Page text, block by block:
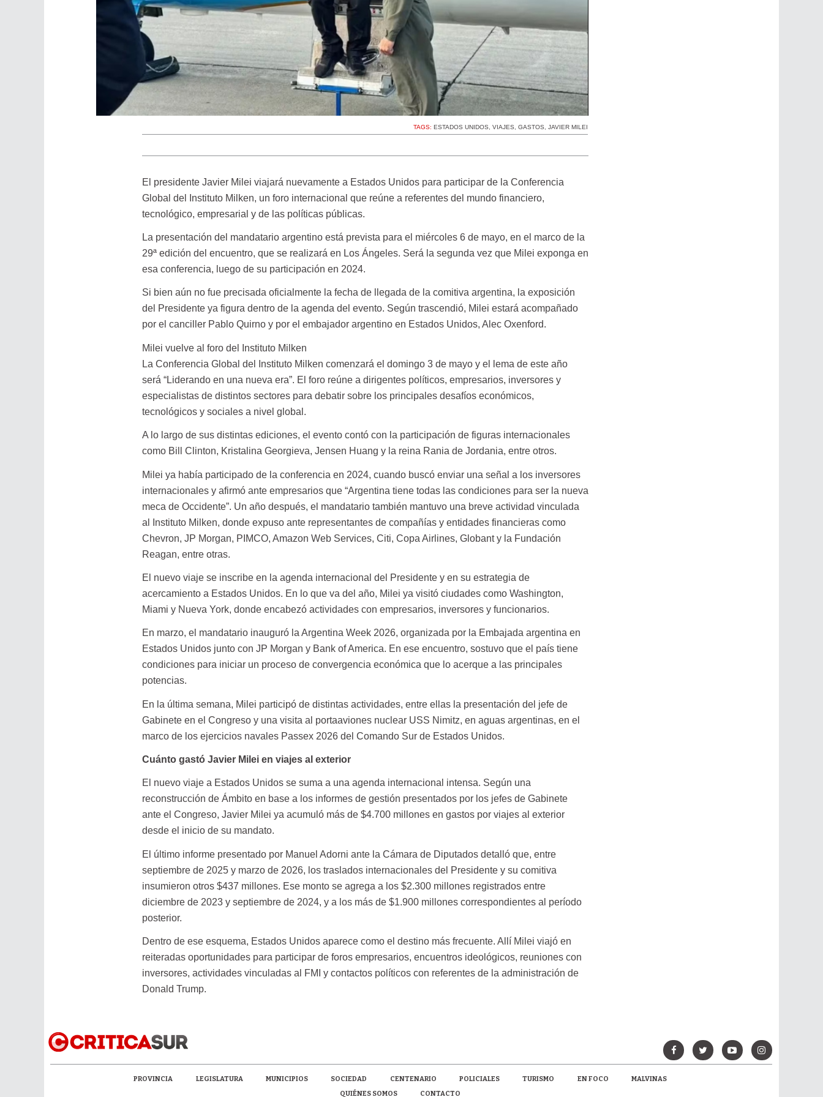
TAGS:ESTADOS UNIDOS ,VIAJES ,GASTOS ,JAVIER MILEI
El presidente Javier Milei viajará nuevamente a Estados Unidos para participar de la Conferencia
Global del Instituto Milken, un foro internacional que reúne a referentes del mundo financiero,
tecnológico, empresarial y de las políticas públicas.
La presentación del mandatario argentino está prevista para el miércoles 6 de mayo, en el marco de la
29ª edición del encuentro, que se realizará en Los Ángeles. Será la segunda vez que Milei exponga en
esa conferencia, luego de su participación en 2024.
Si bien aún no fue precisada oficialmente la fecha de llegada de la comitiva argentina, la exposición
del Presidente ya figura dentro de la agenda del evento. Según trascendió, Milei estará acompañado
por el canciller Pablo Quirno y por el embajador argentino en Estados Unidos, Alec Oxenford.
Milei vuelve al foro del Instituto Milken
La Conferencia Global del Instituto Milken comenzará el domingo 3 de mayo y el lema de este año
será “Liderando en una nueva era”. El foro reúne a dirigentes políticos, empresarios, inversores y
especialistas de distintos sectores para debatir sobre los principales desafíos económicos,
tecnológicos y sociales a nivel global.
A lo largo de sus distintas ediciones, el evento contó con la participación de figuras internacionales
como Bill Clinton, Kristalina Georgieva, Jensen Huang y la reina Rania de Jordania, entre otros.
Milei ya había participado de la conferencia en 2024, cuando buscó enviar una señal a los inversores
internacionales y afirmó ante empresarios que “Argentina tiene todas las condiciones para ser la nueva
meca de Occidente”. Un año después, el mandatario también mantuvo una breve actividad vinculada
al Instituto Milken, donde expuso ante representantes de compañías y entidades financieras como
Chevron, JP Morgan, PIMCO, Amazon Web Services, Citi, Copa Airlines, Globant y la Fundación
Reagan, entre otras.
El nuevo viaje se inscribe en la agenda internacional del Presidente y en su estrategia de
acercamiento a Estados Unidos. En lo que va del año, Milei ya visitó ciudades como Washington,
Miami y Nueva York, donde encabezó actividades con empresarios, inversores y funcionarios.
En marzo, el mandatario inauguró la Argentina Week 2026, organizada por la Embajada argentina en
Estados Unidos junto con JP Morgan y Bank of America. En ese encuentro, sostuvo que el país tiene
condiciones para iniciar un proceso de convergencia económica que lo acerque a las principales
potencias.
En la última semana, Milei participó de distintas actividades, entre ellas la presentación del jefe de
Gabinete en el Congreso y una visita al portaaviones nuclear USS Nimitz, en aguas argentinas, en el
marco de los ejercicios navales Passex 2026 del Comando Sur de Estados Unidos.
Cuánto gastó Javier Milei en viajes al exterior
El nuevo viaje a Estados Unidos se suma a una agenda internacional intensa. Según una
reconstrucción de Ámbito en base a los informes de gestión presentados por los jefes de Gabinete
ante el Congreso, Javier Milei ya acumuló más de $4.700 millones en gastos por viajes al exterior
desde el inicio de su mandato.
El último informe presentado por Manuel Adorni ante la Cámara de Diputados detalló que, entre
septiembre de 2025 y marzo de 2026, los traslados internacionales del Presidente y su comitiva
insumieron otros $437 millones. Ese monto se agrega a los $2.300 millones registrados entre
diciembre de 2023 y septiembre de 2024, y a los más de $1.900 millones correspondientes al período
posterior.
Dentro de ese esquema, Estados Unidos aparece como el destino más frecuente. Allí Milei viajó en
reiteradas oportunidades para participar de foros empresarios, encuentros ideológicos, reuniones con
inversores, actividades vinculadas al FMI y contactos políticos con referentes de la administración de
Donald Trump.
PROVINCIA LEGISLATURA MUNICIPIOS SOCIEDAD CENTENARIO POLICIALES TURISMO EN FOCO
MALVINAS
QUIÉNES SOMOS
CONTACTO